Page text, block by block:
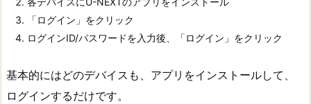
「ログイン」をクリック
ログインID/パスワードを入力後、「ログイン」をクリック
基本的にはどのデバイスも、アプリをインストールして、
ログインするだけです。